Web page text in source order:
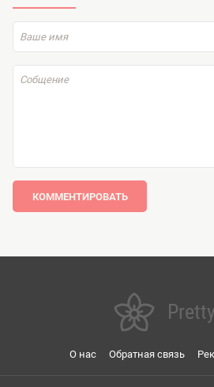
КОММЕНТИРОВАТЬ
О нас Обратная связь